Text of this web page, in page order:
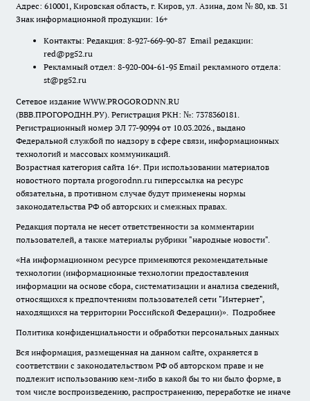
Адрес: 610001, Кировская область, г. Киров, ул. Азина, дом № 80, кв. 31
Знак информационной продукции: 16+
Контакты: Редакция: 8-927-669-90-87 Email редакции:
red@pg52.ru
Рекламный отдел: 8-920-004-61-95 Email рекламного отдела:
st@pg52.ru
Сетевое издание WWW.PROGORODNN.RU
(ВВВ.ПРОГОРОДНН.РУ). Регистрация РКН: №: 7378360181.
Регистрационный номер ЭЛ 77-90994 от 10.03.2026., выдано
Федеральной службой по надзору в сфере связи, информационных
технологий и массовых коммуникаций.
Возрастная категория сайта 16+. При использовании материалов
новостного портала progorodnn.ru гиперссылка на ресурс
обязательна, в противном случае будут применены нормы
законодательства РФ об авторских и смежных правах.
Редакция портала не несет ответственности за комментарии
пользователей, а также материалы рубрики "народные новости".
«На информационном ресурсе применяются рекомендательные
технологии (информационные технологии предоставления
информации на основе сбора, систематизации и анализа сведений,
относящихся к предпочтениям пользователей сети "Интернет",
находящихся на территории Российской Федерации)». Подробнее
Политика конфиденциальности и обработки персональных данных
Вся информация, размещенная на данном сайте, охраняется в
соответствии с законодательством РФ об авторском праве и не
подлежит использованию кем-либо в какой бы то ни было форме, в
том числе воспроизведению, распространению, переработке не иначе